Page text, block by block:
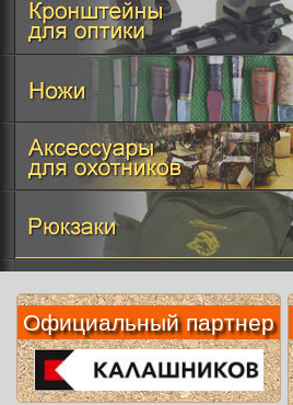
Официальный партнер